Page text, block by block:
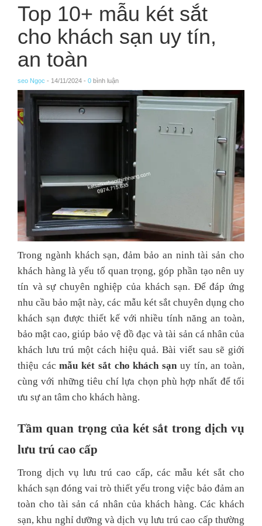
Top 10+ mẫu két sắt
cho khách sạn uy tín,
an toàn
seo Ngọc - 14/11/2024 - 0 bình luận
Trong ngành khách sạn, đảm bảo an ninh tài sản cho
khách hàng là yếu tố quan trọng, góp phần tạo nên uy
tín và sự chuyên nghiệp của khách sạn. Để đáp ứng
nhu cầu bảo mật này, các mẫu két sắt chuyên dụng cho
khách sạn được thiết kế với nhiều tính năng an toàn,
bảo mật cao, giúp bảo vệ đồ đạc và tài sản cá nhân của
khách lưu trú một cách hiệu quả. Bài viết sau sẽ giới
thiệu cácmẫu két sắt cho khách sạn uy tín, an toàn,
cùng với những tiêu chí lựa chọn phù hợp nhất để tối
ưu sự an tâm cho khách hàng.
Tầm quan trọng của két sắt trong dịch vụ
lưu trú cao cấp
Trong dịch vụ lưu trú cao cấp, các mẫu két sắt cho
khách sạn đóng vai trò thiết yếu trong việc bảo đảm an
toàn cho tài sản cá nhân của khách hàng. Các khách
sạn, khu nghỉ dưỡng và dịch vụ lưu trú cao cấp thường